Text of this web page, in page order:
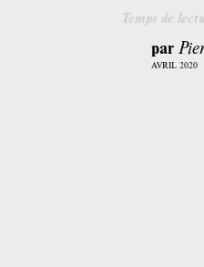
Temps de
par
AVRIL 2020